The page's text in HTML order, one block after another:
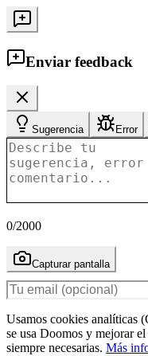
Enviar feedback
Sugerencia Error
0/2000
Capturar pantalla
Usamos cookies analíticas
se usa Doomos y mejorar
siempre necesarias. Más